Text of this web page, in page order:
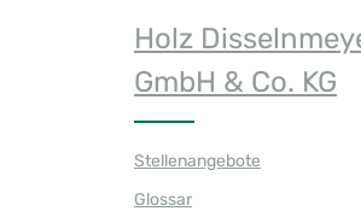
Holz
GmbH & Co. KG
Stellenangebote
Glossar